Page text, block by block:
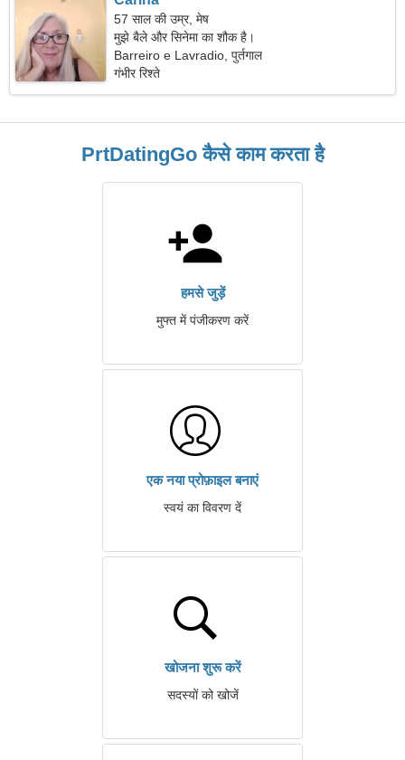
57 साल की उम्र, मेष
मुझे बैले और सिनेमा का शौक है।
Barreiro e Lavradio, पुर्तगाल
गंभीर रिश्ते
PrtDatingGo कैसे काम करता है
हमसे जुड़ें
मुफ्त में पंजीकरण करें
एक नया प्रोफ़ाइल बनाएं
स्वयं का विवरण दें
खोजना शुरू करें
सदस्यों को खोजें